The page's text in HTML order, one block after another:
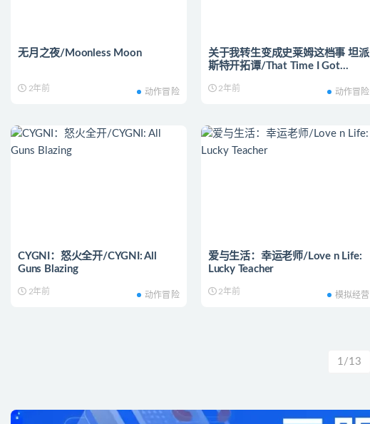
无月之夜/Moonless Moon
2年前 动作冒险
关于我转生变成史莱姆这档事 坦派
斯特开拓谭/That Time I Got
Chronicles
2年前 动作冒险
CYGNI：怒火全开/CYGNI: All
Guns Blazing
2年前 动作冒险
爱与生活：幸运老师/Love n Life:
Lucky Teacher
2年前 模拟经营
1/13